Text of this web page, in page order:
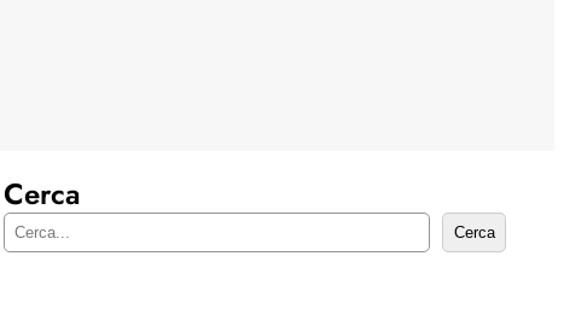
Cerca
C
Cerca